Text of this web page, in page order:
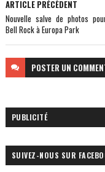
ARTICLE PRÉCÈDENT
Nouvelle salve de photos
Bell Rock à Europa Park
POSTER UN
PUBLICITÉ
SUIVEZ-NOUS SUR